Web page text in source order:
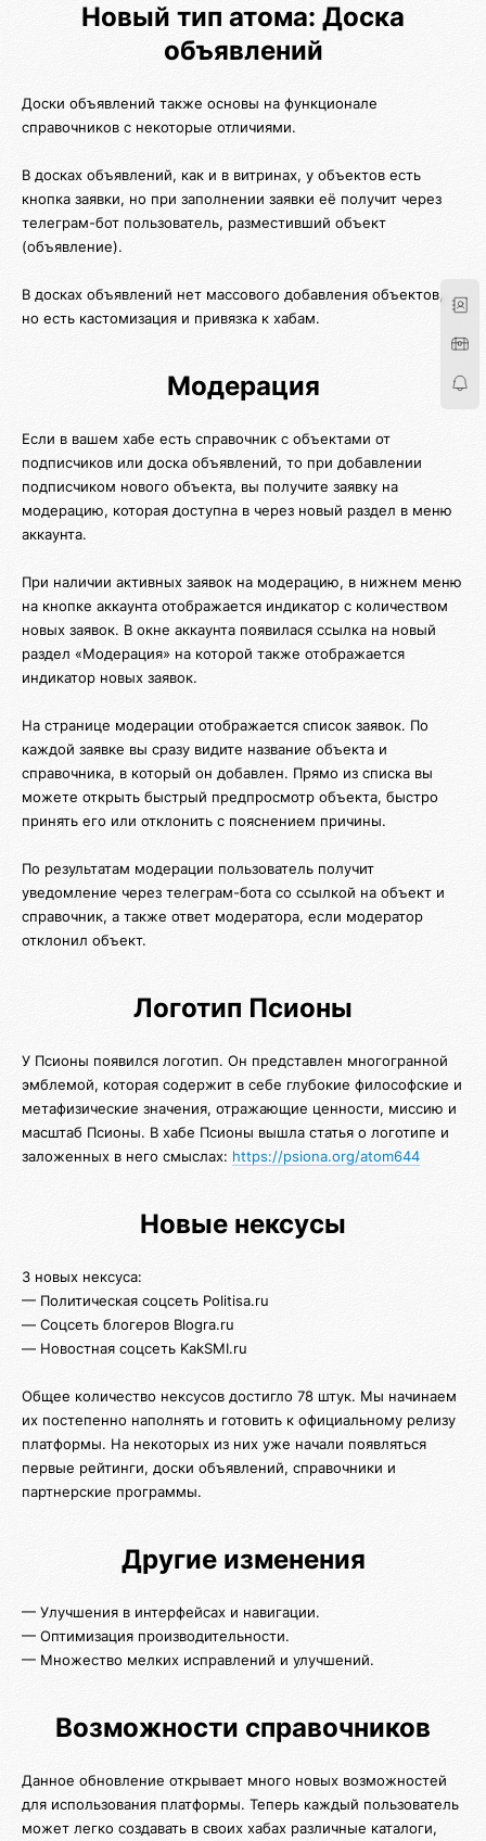
Новый тип атома: Доска
объявлений
Доски объявлений также основы на функционале
справочников с некоторые отличиями.
В досках объявлений, как и в витринах, у объектов есть
кнопка заявки, но при заполнении заявки её получит через
телеграм-бот пользователь, разместивший объект
(объявление).
В досках объявлений нет массового добавления объектов,
но есть кастомизация и привязка к хабам.
Модерация
Если в вашем хабе есть справочник с объектами от
подписчиков или доска объявлений, то при добавлении
подписчиком нового объекта, вы получите заявку на
модерацию, которая доступна в через новый раздел в меню
аккаунта.
При наличии активных заявок на модерацию, в нижнем меню
на кнопке аккаунта отображается индикатор с количеством
новых заявок. В окне аккаунта появилася ссылка на новый
раздел «Модерация» на которой также отображается
индикатор новых заявок.
На странице модерации отображается список заявок. По
каждой заявке вы сразу видите название объекта и
справочника, в который он добавлен. Прямо из списка вы
можете открыть быстрый предпросмотр объекта, быстро
принять его или отклонить с пояснением причины.
По результатам модерации пользователь получит
уведомление через телеграм-бота со ссылкой на объект и
справочник, а также ответ модератора, если модератор
отклонил объект.
Логотип Псионы
У Псионы появился логотип. Он представлен многогранной
эмблемой, которая содержит в себе глубокие философские и
метафизические значения, отражающие ценности, миссию и
масштаб Псионы. В хабе Псионы вышла статья о логотипе и
заложенных в него смыслах: https://psiona.org/atom644
Новые нексусы
3 новых нексуса:
— Политическая соцсеть Politisa.ru
— Соцсеть блогеров Blogra.ru
— Новостная соцсеть KakSMI.ru
Общее количество нексусов достигло 78 штук. Мы начинаем
их постепенно наполнять и готовить к официальному релизу
платформы. На некоторых из них уже начали появляться
первые рейтинги, доски объявлений, справочники и
партнерские программы.
Другие изменения
— Улучшения в интерфейсах и навигации.
— Оптимизация производительности.
— Множество мелких исправлений и улучшений.
Возможности справочников
Данное обновление открывает много новых возможностей
для использования платформы. Теперь каждый пользователь
может легко создавать в своих хабах различные каталоги,